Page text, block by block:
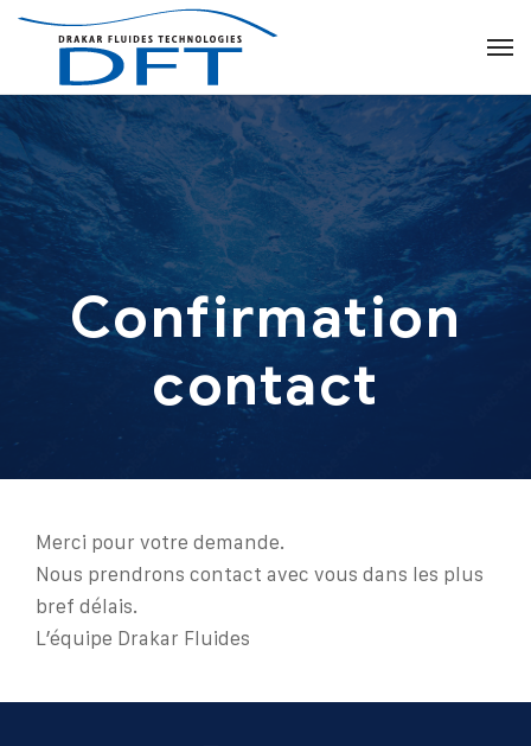
Confirmation
contact
Merci pour votre demande.
Nous prendrons contact avec vous dans les plus
bref délais.
L’équipe Drakar Fluides